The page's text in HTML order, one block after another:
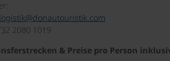
logistik@donautouristik.com
2080 1019
& Preise pro Person